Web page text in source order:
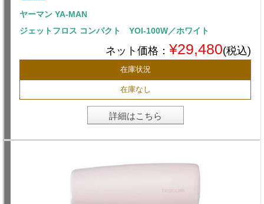
ヤーマン YA-MAN
ジェットフロス コンパクト YOI-100W／ホワイト
ネット価格： ¥29,480(税込)
在庫状況
在庫なし
詳細はこちら